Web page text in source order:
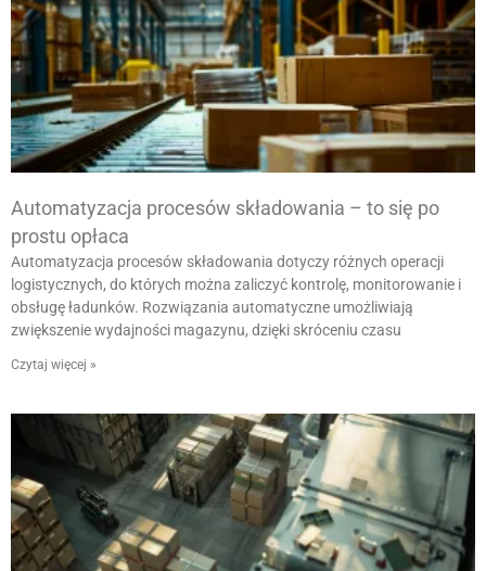
Automatyzacja procesów składowania – to się po
prostu opłaca
Automatyzacja procesów składowania dotyczy różnych operacji
logistycznych, do których można zaliczyć kontrolę, monitorowanie i
obsługę ładunków. Rozwiązania automatyczne umożliwiają
zwiększenie wydajności magazynu, dzięki skróceniu czasu
Czytaj więcej »